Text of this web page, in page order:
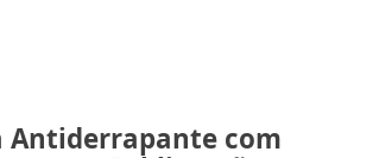
Antiderrapante com